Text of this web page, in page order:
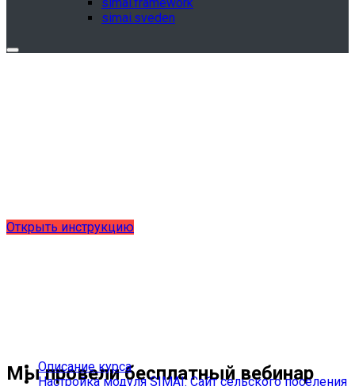
simai.sveden
Открыть инструкцию
Мы провели бесплатный вебинар
Описание курса
Настройка модуля SIMAI: Сайт сельского поселения